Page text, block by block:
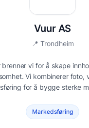
Vuur AS
📍 Trondheim
brenner vi for å skape
Vi kombinerer foto,
for å bygge sterke
eller helhetlig
kreativitet som gir
Markedsføring